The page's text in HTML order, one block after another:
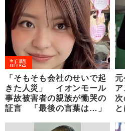
話題
「そもそも会社のせいで起
きた人災」 イオンモール
事故被害者の親族が慟哭の
証言 「最後の言葉は…」
ア
と